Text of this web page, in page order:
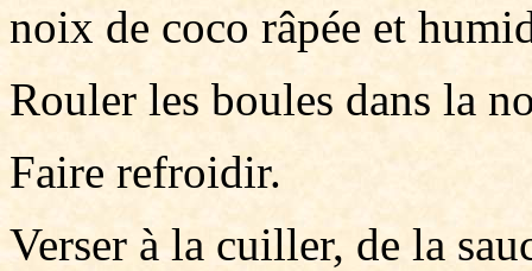
noix de coco râpée et
Rouler les boules dans la
Faire refroidir.
Verser à la cuiller, de la